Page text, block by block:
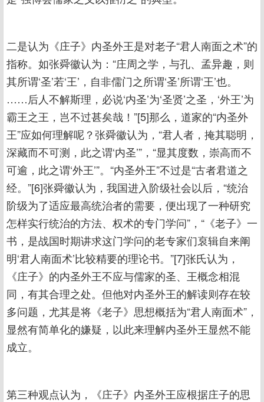
二是认为《庄子》内圣外王是对老子“君人南面之术”的
指称。如张舜徽认为：“庄周之学，与孔、孟异趣，则
其所谓‘圣’若‘王’，自非儒门之所谓‘圣’所谓‘王’也。
……后人不解斯理，必说‘内圣’为‘圣贤’之圣，‘外王’为
霸王之王，岂不过甚矣哉！”[5]那么，道家的“内圣外
王”应如何理解呢？张舜徽认为，“君人者，掩其聪明，
深藏而不可测，此之谓‘内圣’”，“显其度数，崇高而不
可逾，此之谓‘外王’”。“内圣外王”不过是“古者君道之
经。”[6]张舜徽认为，我国进入阶级社会以后，“统治
阶级为了适应最高统治者的需要，便出现了一种研究
怎样实行统治的方法、权术的专门学问”，“《老子》一
书，是战国时期讲求这门学问的老专家们裒辑自来阐
明‘君人南面术’比较精要的理论书。”[7]张氏认为，
《庄子》的内圣外王不应与儒家的圣、王概念相混
同，有其合理之处。但他对内圣外王的解读则存在较
多问题，尤其是将《老子》思想概括为“君人南面术”，
显然有简单化的嫌疑，以此来理解内圣外王显然不能
成立。
第三种观点认为，《庄子》内圣外王应根据庄子的思